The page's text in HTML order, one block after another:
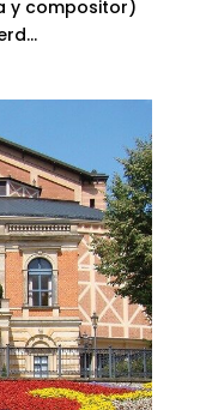
y compositor)